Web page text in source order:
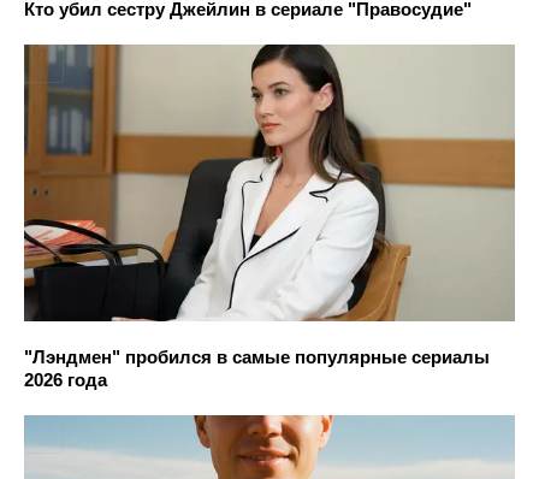
Кто убил сестру Джейлин в сериале "Правосудие"
"Лэндмен" пробился в самые популярные сериалы
2026 года